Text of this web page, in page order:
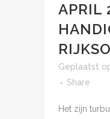
APRIL
Geplaatst
Share
Het zijn